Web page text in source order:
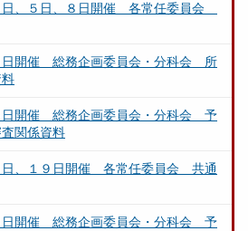
日、５日、８日開催 各常任委員会
日開催 総務企画委員会・分科会 所
日開催 総務企画委員会・分科会 予
関係資料
日、１９日開催 各常任委員会 共通
日開催 総務企画委員会・分科会 予